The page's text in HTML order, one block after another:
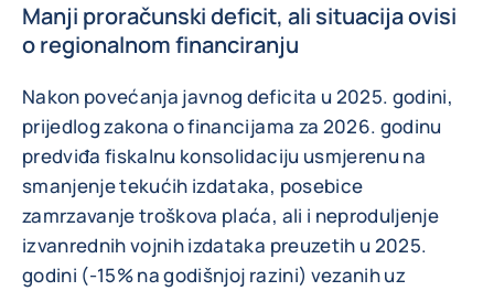
Manji proračunski deficit, ali situacija ovisi
o regionalnom financiranju
Nakon povećanja javnog deficita u 2025. godini,
prijedlog zakona o financijama za 2026. godinu
predviđa fiskalnu konsolidaciju usmjerenu na
smanjenje tekućih izdataka, posebice
zamrzavanje troškova plaća, ali i neproduljenje
izvanrednih vojnih izdataka preuzetih u 2025.
godini (-15% na godišnjoj razini) vezanih uz